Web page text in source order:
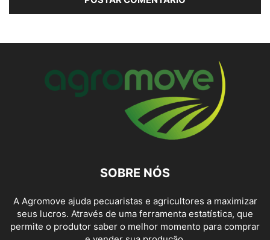
SOBRE NÓS
A Agromove ajuda pecuaristas e agricultores a maximizar
seus lucros. Através de uma ferramenta estatística, que
permite o produtor saber o melhor momento para comprar